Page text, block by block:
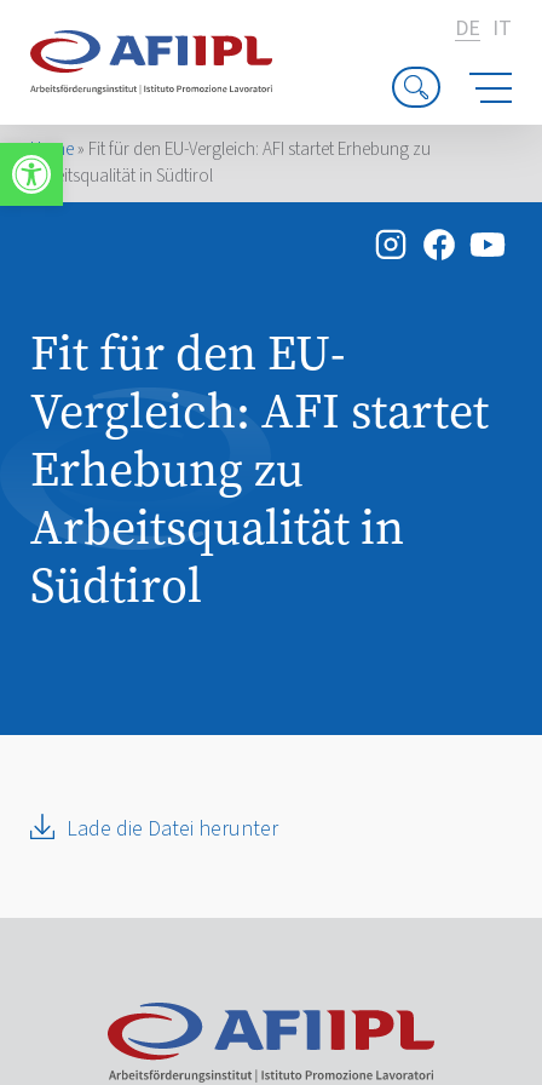
Werkzeugleiste öffnen
DE IT
Home» Fit für den EU-Vergleich: AFI startet Erhebung zu
Arbeitsqualität in Südtirol
Fit für den EU-
Vergleich: AFI startet
Erhebung zu
Arbeitsqualität in
Südtirol
Lade die Datei herunter